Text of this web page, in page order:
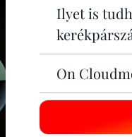
Ilyet is
On